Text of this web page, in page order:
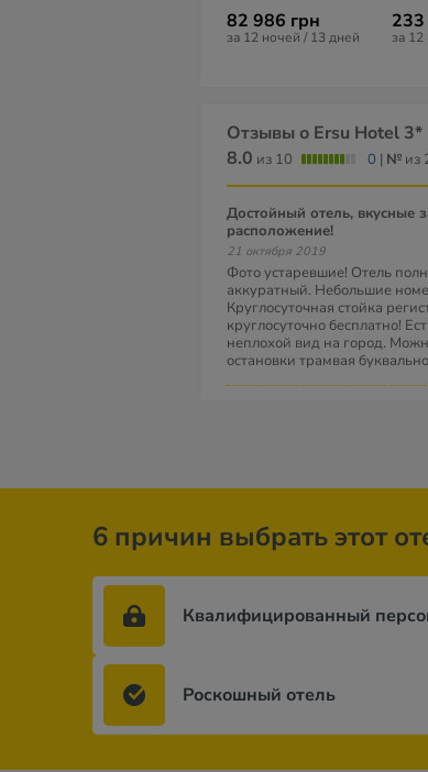
82 986 грн
за 12 ночей / 13 дней
233
за 12
Отзывы о Ersu Hotel 3*
8.0 из 10 0 | № из
Достойный отель, вкусные завтраки, удачное
расположение!
21 октября 2019
Фото устаревшие! Отель
аккуратный. Небольшие
Круглосуточная стойка
круглосуточно бесплатно!
неплохой вид на город.
остановки трамвая
6 причин выбрать этот
Квалифицированный
Роскошный отель